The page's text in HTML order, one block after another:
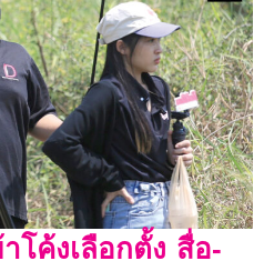
าโค้งเลือกตั้ง สื่อ-